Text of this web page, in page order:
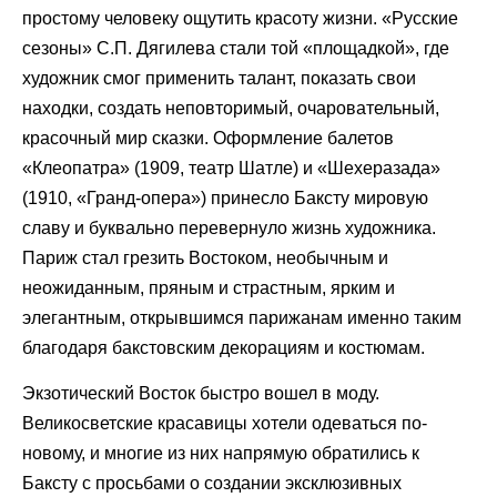
простому человеку ощутить красоту жизни. «Русские
сезоны» С.П. Дягилева стали той «площадкой», где
художник смог применить талант, показать свои
находки, создать неповторимый, очаровательный,
красочный мир сказки. Оформление балетов
«Клеопатра» (1909, театр Шатле) и «Шехеразада»
(1910, «Гранд-oпера») принесло Баксту мировую
славу и буквально перевернуло жизнь художника.
Париж стал грезить Востоком, необычным и
неожиданным, пряным и страстным, ярким и
элегантным, открывшимся парижанам именно таким
благодаря бакстовским декорациям и костюмам.
Экзотический Восток быстро вошел в моду.
Великосветские красавицы хотели одеваться по-
новому, и многие из них напрямую обратились к
Баксту с просьбами о создании эксклюзивных